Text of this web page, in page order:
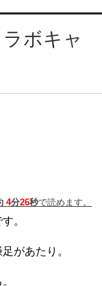
ボキャ
4分26秒で読めます。
。
があたり。